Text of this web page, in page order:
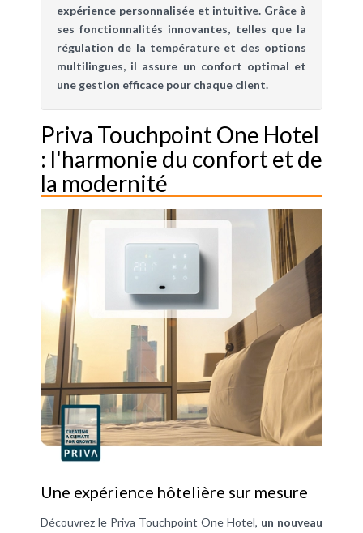
expérience personnalisée et intuitive. Grâce à
ses fonctionnalités innovantes, telles que la
régulation de la température et des options
multilingues, il assure un confort optimal et
une gestion efficace pour chaque client.
Priva Touchpoint One Hotel
: l'harmonie du confort et de
la modernité
Une expérience hôtelière sur mesure
Découvrez le Priva Touchpoint One Hotel, un nouveau